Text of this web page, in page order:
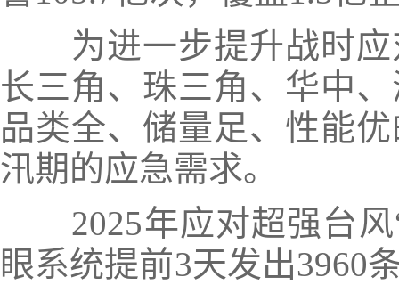
为进一步提升战时
长三角、珠三角、华中
品类全、储量足、性能
汛期的应急需求。
2025年应对超强台
眼系统提前3天发出3960